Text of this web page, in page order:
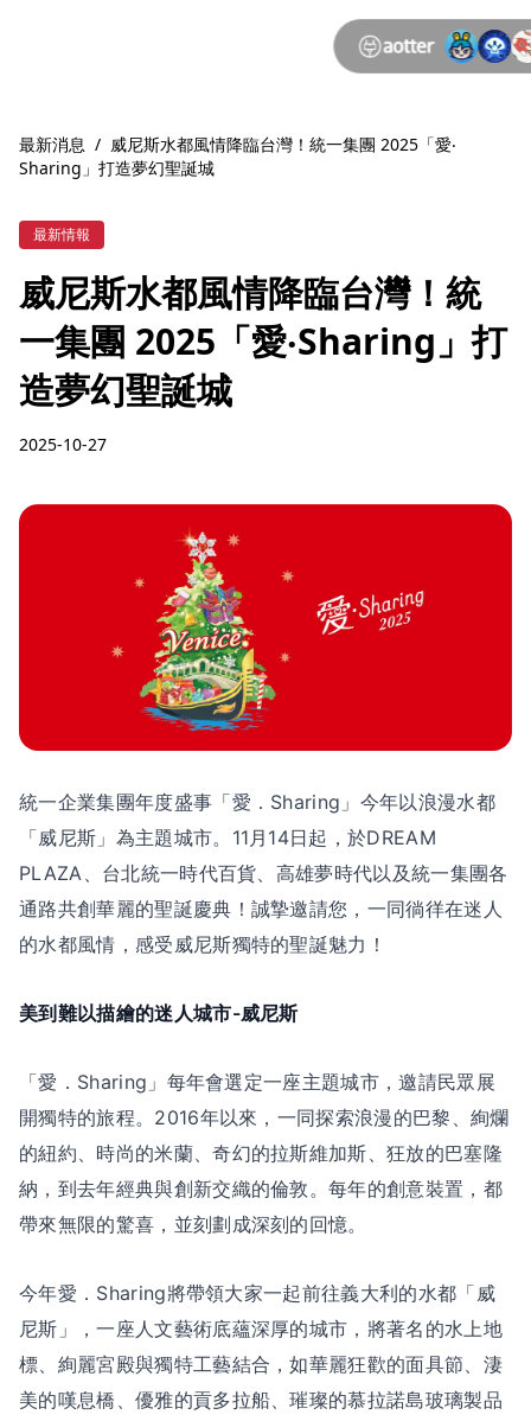
最新消息 / 威尼斯水都風情降臨台灣！統一集團 2025「愛‧
Sharing」打造夢幻聖誕城
最新情報
威尼斯水都風情降臨台灣！統
一集團 2025「愛‧Sharing」打
造夢幻聖誕城
2025-10-27
統一企業集團年度盛事「愛．Sharing」今年以浪漫水都
「威尼斯」為主題城市。11月14日起，於DREAM
PLAZA、台北統一時代百貨、高雄夢時代以及統一集團各
通路共創華麗的聖誕慶典！誠摯邀請您，一同徜徉在迷人
的水都風情，感受威尼斯獨特的聖誕魅力！
美到難以描繪的迷人城市-威尼斯
「愛．Sharing」每年會選定一座主題城市，邀請民眾展
開獨特的旅程。2016年以來，一同探索浪漫的巴黎、絢爛
的紐約、時尚的米蘭、奇幻的拉斯維加斯、狂放的巴塞隆
納，到去年經典與創新交織的倫敦。每年的創意裝置，都
帶來無限的驚喜，並刻劃成深刻的回憶。
今年愛．Sharing將帶領大家一起前往義大利的水都「威
尼斯」，一座人文藝術底蘊深厚的城市，將著名的水上地
標、絢麗宮殿與獨特工藝結合，如華麗狂歡的面具節、淒
美的嘆息橋、優雅的貢多拉船、璀璨的慕拉諾島玻璃製品